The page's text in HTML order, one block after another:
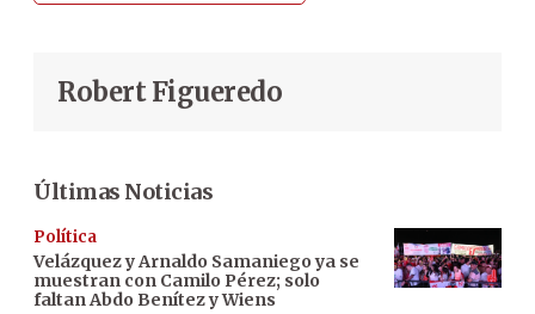
Robert Figueredo
Últimas Noticias
Política
Velázquez y Arnaldo Samaniego ya se
muestran con Camilo Pérez; solo
faltan Abdo Benítez y Wiens